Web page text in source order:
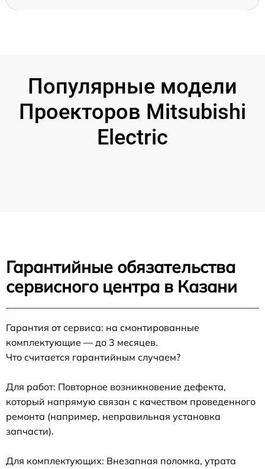
Популярные модели
Проекторов Mitsubishi
Electric
Гарантийные обязательства
сервисного центра в Казани
Гарантия от сервиса: на смонтированные
комплектующие — до 3 месяцев.
Что считается гарантийным случаем?
Для работ: Повторное возникновение дефекта,
который напрямую связан с качеством проведенного
ремонта (например, неправильная установка
запчасти).
Для комплектующих: Внезапная поломка, утрата